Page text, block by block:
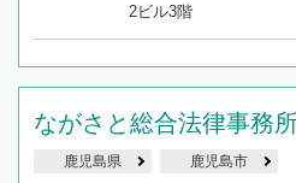
2ビル3階
ながさと総合法律事務
鹿児島県 鹿児島市